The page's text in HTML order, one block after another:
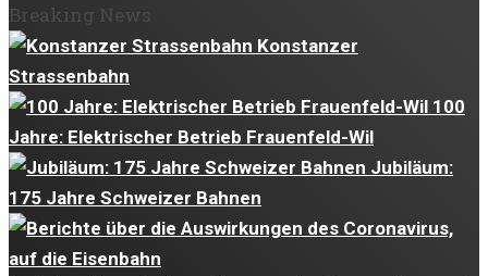
Breaking News
Konstanzer
Strassenbahn
100
Jahre: Elektrischer Betrieb Frauenfeld-Wil
Jubiläum:
175 Jahre Schweizer Bahnen